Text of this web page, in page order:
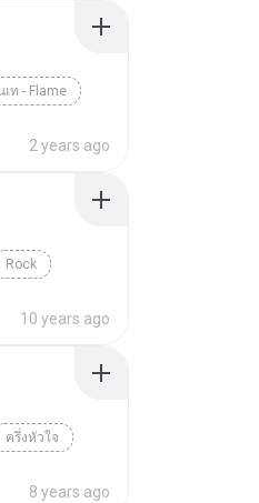
ท - Flame
2 years ago
Rock
10 years ago
ครึ่งหัวใจ
8 years ago